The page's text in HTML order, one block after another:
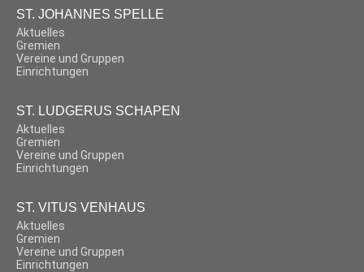
ST. JOHANNES SPELLE
Aktuelles
Gremien
Vereine und Gruppen
Einrichtungen
ST. LUDGERUS SCHAPEN
Aktuelles
Gremien
Vereine und Gruppen
Einrichtungen
ST. VITUS VENHAUS
Aktuelles
Gremien
Vereine und Gruppen
Einrichtungen